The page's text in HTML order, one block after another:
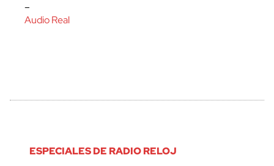
–
Audio Real
ESPECIALES DE RADIO RELOJ